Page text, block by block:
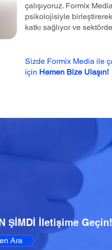
çalışıyoruz. Formix
psikolojisiyle
katkı sağlıyor ve
Sizde Formix Media ile
için Hemen Bize Ulaşın!
ŞİMDİ İletişime Geçin!
Ara